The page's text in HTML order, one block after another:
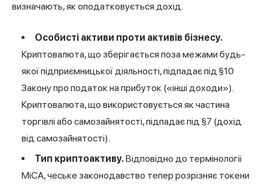
визначають, як оподатковується дохід.
Особисті активи проти активів бізнесу.
Криптовалюта, що зберігається поза межами будь-
якої підприємницької діяльності, підпадає під §10
Закону про податок на прибуток («інші доходи»).
Криптовалюта, що використовується як частина
торгівлі або самозайнятості, підпадає під §7 (дохід
від самозайнятості).
Тип криптоактиву.Відповідно до термінології
MiCA, чеське законодавство тепер розрізняє токени